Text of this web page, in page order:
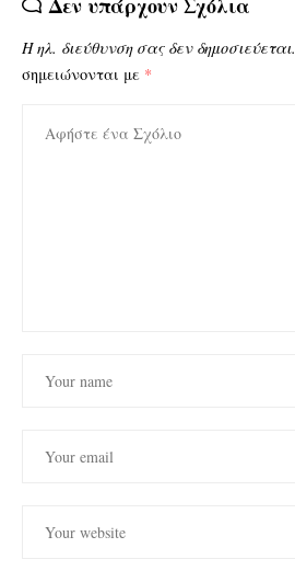
Δεν υπάρχουν Σχόλια
Η ηλ. διεύθυνση σας δεν δημοσιεύεται.
σημειώνονται με *